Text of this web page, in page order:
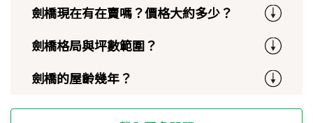
劍橋現在有在賣嗎？價格大約多少？
劍橋格局與坪數範圍？
劍橋的屋齡幾年？